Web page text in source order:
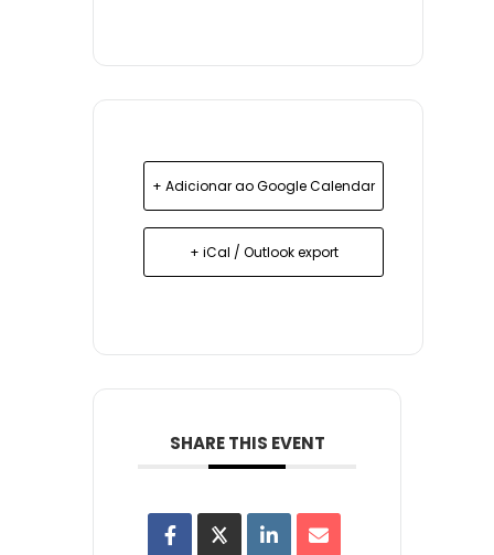
+ Adicionar ao Google Calendar
+ iCal / Outlook export
SHARE THIS EVENT